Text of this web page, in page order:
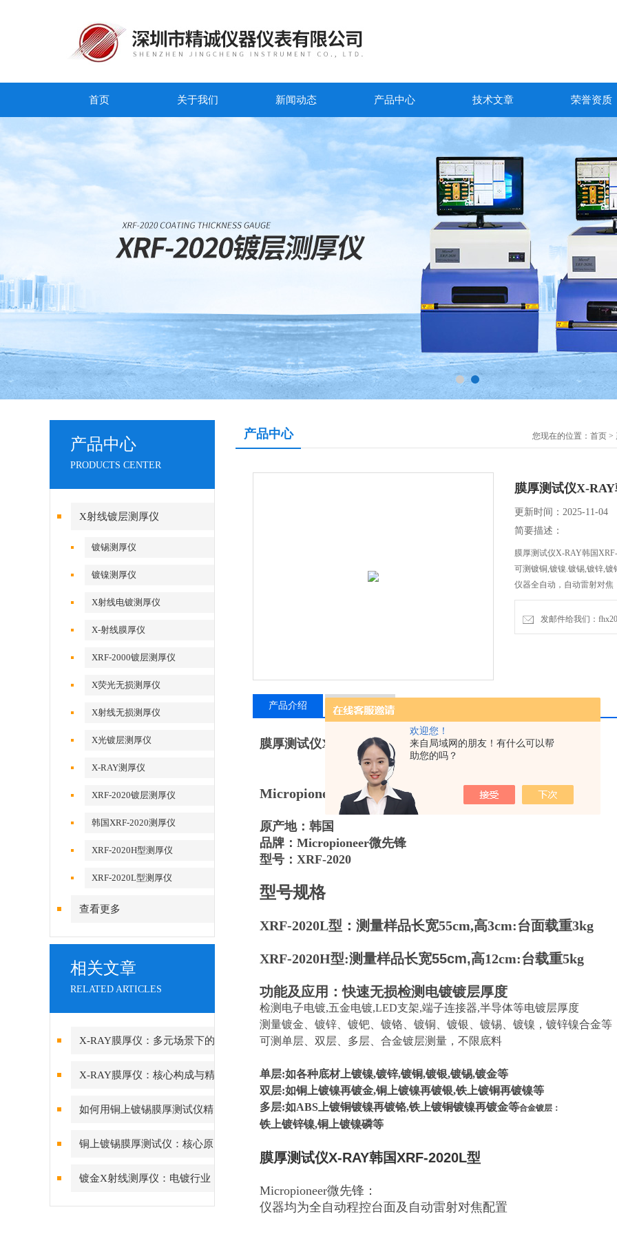
欢迎您！
来自局域网的朋友！有什么可以帮
助您的吗？
首页 关于我们 新闻动态 产品中心 技术文章 荣誉资质
产品中心
PRODUCTS CENTER
X射线镀层测厚仪
镀锡测厚仪
镀镍测厚仪
X射线电镀测厚仪
X-射线膜厚仪
XRF-2000镀层测厚仪
X荧光无损测厚仪
X射线无损测厚仪
X光镀层测厚仪
X-RAY测厚仪
XRF-2020镀层测厚仪
韩国XRF-2020测厚仪
XRF-2020H型测厚仪
XRF-2020L型测厚仪
查看更多
相关文章
RELATED ARTICLES
X-RAY膜厚仪：多元场景下的
精准检测边界
X-RAY膜厚仪：核心构成与精
密协作的科技密码
如何用铜上镀锡膜厚测试仪精
准管控PCB可焊性镀锡层的厚
铜上镀锡膜厚测试仪：核心原
理与精度差异深度解析
镀金X射线测厚仪：电镀行业
品质管控的“火眼金睛”
产品中心 您现在的位置： 首页 >
膜厚测试仪X-
更新时间：2025-11-04
简要描述：
膜厚测试仪X-RAY韩国
可测镀铜,镀镍.镀锡,镀锌,
仪器全自动，自动雷射对焦
发邮件给我们：
产品介绍 留言询价
膜厚测试仪X-RAY韩国XRF-2020L型如下图所示
MicropioneerXRF-2020系列测厚仪
原产地：韩国
品牌：Micropioneer微先锋
型号：XRF-2020
型号规格
XRF-2020L型：测量样品长宽55cm,高3cm:台面载重3kg
XRF-2020H型:测量样品长宽55cm,高12cm:台载重5kg
功能及应用：快速无损检测电镀镀层厚度
检测电子电镀,五金电镀,LED支架,端子连接器,半导体等电镀层厚度
测量镀金、镀锌、镀钯、镀铬、镀铜、镀银、镀锡、镀镍，镀锌镍合金等
可测单层、双层、多层、合金镀层测量，不限底料
单层:如各种底材上镀镍,镀锌,镀铜,镀银,镀锡,镀金等
双层:如铜上镀镍再镀金,铜上镀镍再镀银,铁上镀铜再镀镍等
多层:如ABS上镀铜镀镍再镀铬,铁上镀铜镀镍再镀金等合金镀层：
铁上镀锌镍,铜上镀镍磷等
膜厚测试仪X-RAY韩国XRF-2020L型
Micropioneer微先锋：
仪器均为全自动程控台面及自动雷射对焦配置